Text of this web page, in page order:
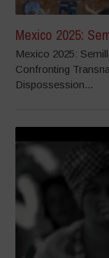
Mexico 2025:
Mexico 2025:
Confronting
Dispossession...